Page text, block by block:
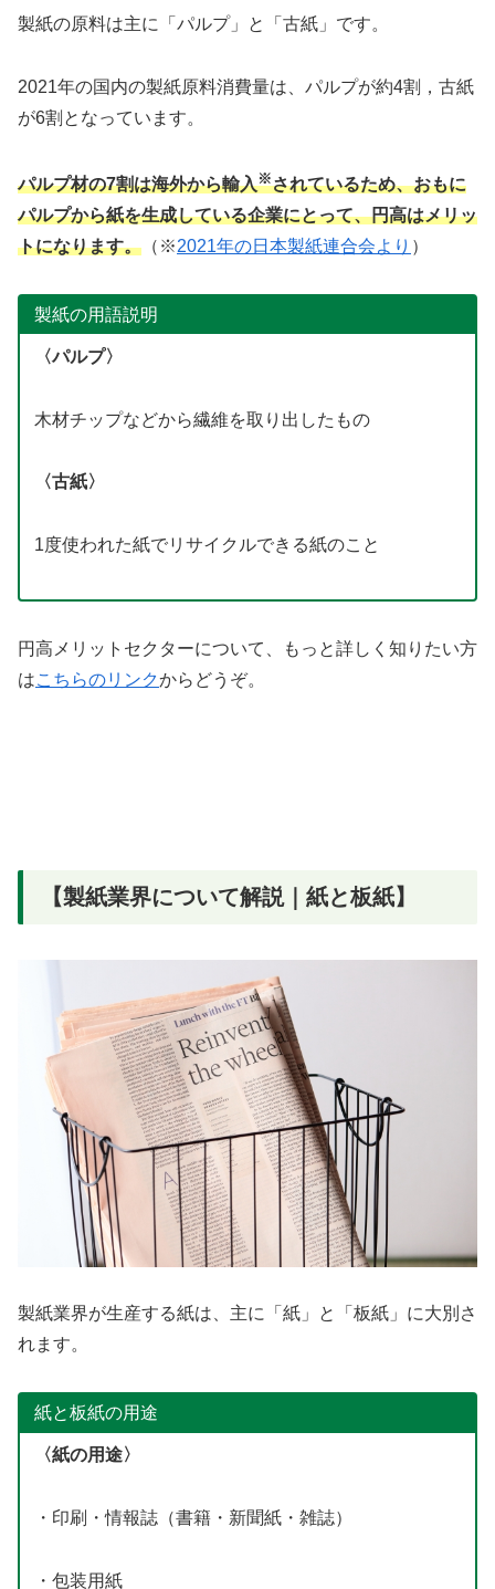
製紙の原料は主に「パルプ」と「古紙」です。
2021年の国内の製紙原料消費量は、パルプが約4割，古紙
が6割となっています。
パルプ材の7割は海外から輸入※されているため、おもに
パルプから紙を生成している企業にとって、円高はメリッ
トになります。 （※2021年の日本製紙連合会より ）
製紙の用語説明
〈パルプ〉
木材チップなどから繊維を取り出したもの
〈古紙〉
1度使われた紙でリサイクルできる紙のこと
円高メリットセクターについて、もっと詳しく知りたい方
はこちらのリンクからどうぞ。
【製紙業界について解説｜紙と板紙】
製紙業界が生産する紙は、主に「紙」と「板紙」に大別さ
れます。
紙と板紙の用途
〈紙の用途〉
・印刷・情報誌（書籍・新聞紙・雑誌）
・包装用紙